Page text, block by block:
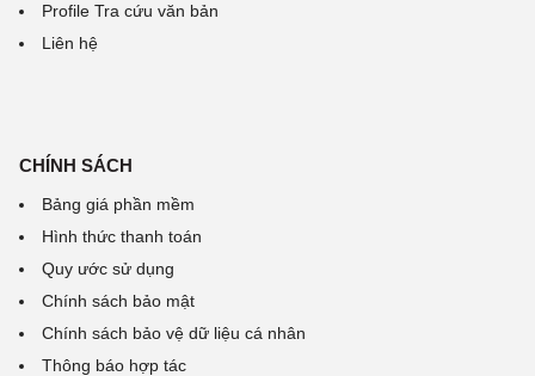
Profile Tra cứu văn bản
Liên hệ
CHÍNH SÁCH
Bảng giá phần mềm
Hình thức thanh toán
Quy ước sử dụng
Chính sách bảo mật
Chính sách bảo vệ dữ liệu cá nhân
Thông báo hợp tác